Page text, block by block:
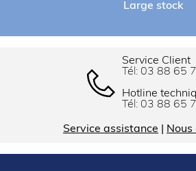
Large stock
Service Client
Tél: 03 88 65
Hotline
Tél: 03 88 65
Service assistance